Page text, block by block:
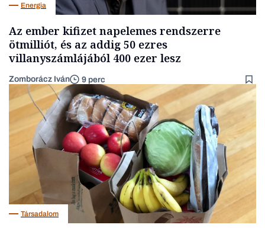
Energia
Az ember kifizet napelemes rendszerre
ötmilliót, és az addig 50 ezres
villanyszámlájából 400 ezer lesz
Zomborácz Iván 9 perc
Társadalom